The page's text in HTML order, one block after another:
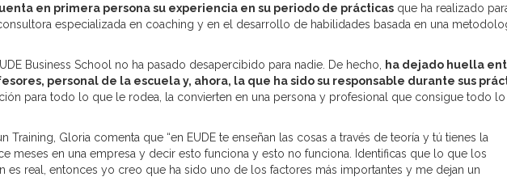
en primera persona su experiencia en su periodo de prácticas que ha realizado
especializada en coaching y en el desarrollo de habilidades basada en una
Business School no ha pasado desapercibido para nadie. De hecho,
ha dejado huella
personal de la escuela y, ahora, la que ha sido su responsable durante sus
para todo lo que le rodea, la convierten en una persona y profesional que consigue todo
Training, Gloria comenta que “en EUDE te enseñan las cosas a través de teoría y tú tienes la
meses en una empresa y decir esto funciona y esto no funciona. Identificas que lo que los
es real, entonces yo creo que ha sido uno de los factores más importantes y me dejan un